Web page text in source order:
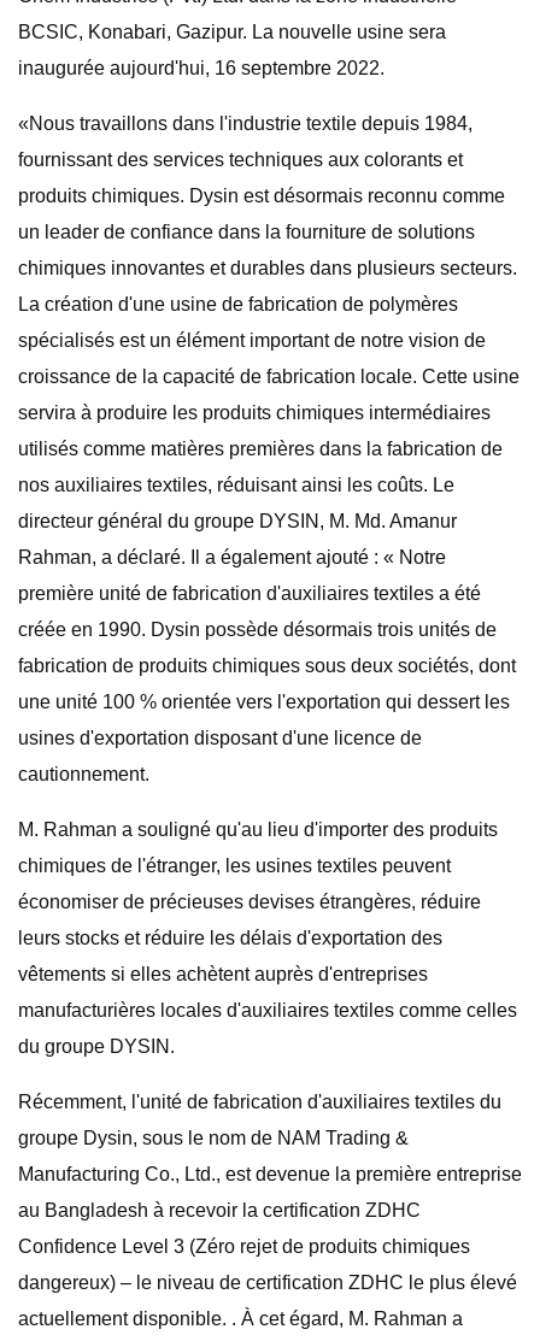
BCSIC, Konabari, Gazipur. La nouvelle usine sera
inaugurée aujourd'hui, 16 septembre 2022.
«Nous travaillons dans l'industrie textile depuis 1984,
fournissant des services techniques aux colorants et
produits chimiques. Dysin est désormais reconnu comme
un leader de confiance dans la fourniture de solutions
chimiques innovantes et durables dans plusieurs secteurs.
La création d'une usine de fabrication de polymères
spécialisés est un élément important de notre vision de
croissance de la capacité de fabrication locale. Cette usine
servira à produire les produits chimiques intermédiaires
utilisés comme matières premières dans la fabrication de
nos auxiliaires textiles, réduisant ainsi les coûts. Le
directeur général du groupe DYSIN, M. Md. Amanur
Rahman, a déclaré. Il a également ajouté : « Notre
première unité de fabrication d'auxiliaires textiles a été
créée en 1990. Dysin possède désormais trois unités de
fabrication de produits chimiques sous deux sociétés, dont
une unité 100 % orientée vers l'exportation qui dessert les
usines d'exportation disposant d'une licence de
cautionnement.
M. Rahman a souligné qu'au lieu d'importer des produits
chimiques de l'étranger, les usines textiles peuvent
économiser de précieuses devises étrangères, réduire
leurs stocks et réduire les délais d'exportation des
vêtements si elles achètent auprès d'entreprises
manufacturières locales d'auxiliaires textiles comme celles
du groupe DYSIN.
Récemment, l'unité de fabrication d'auxiliaires textiles du
groupe Dysin, sous le nom de NAM Trading &
Manufacturing Co., Ltd., est devenue la première entreprise
au Bangladesh à recevoir la certification ZDHC
Confidence Level 3 (Zéro rejet de produits chimiques
dangereux) – le niveau de certification ZDHC le plus élevé
actuellement disponible. . À cet égard, M. Rahman a